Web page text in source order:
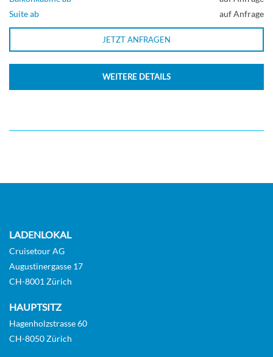
Suite
2-Bett-Junior-Suite mit Balkon-[S2]
Suite
2-Bett-Junior-Suite mit Balkon-[T3]
Suite ab
auf Anfrage
JETZT ANFRAGEN
WEITERE DETAILS
LADENLOKAL
Cruisetour AG
Augustinergasse 17
CH-8001 Zürich
HAUPTSITZ
Hagenholzstrasse 60
CH-8050 Zürich